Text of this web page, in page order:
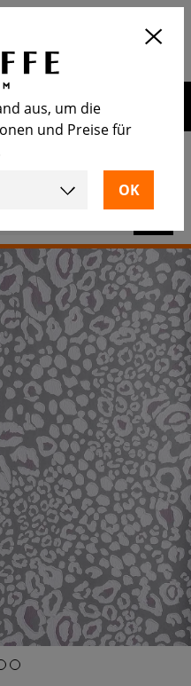
de rouleaux
OUVRIR
anmelden
aus, um die
und Preise für